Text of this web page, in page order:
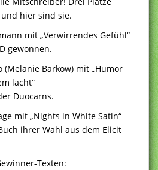
hier sind sie.
mit „Verwirrendes Gefühl“
gewonnen.
(Melanie Barkow) mit „Humor
lacht“
Duocarns.
mit „Nights in White Satin“
ihrer Wahl aus dem Elicit
Texten: